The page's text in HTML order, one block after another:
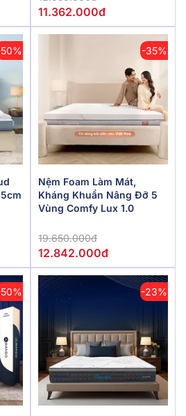
11.362.000đ
-35%
Nệm Foam Làm Mát,
Kháng Khuẩn Nâng Đỡ 5
Vùng Comfy Lux 1.0
19.650.000đ
12.842.000đ
-23%